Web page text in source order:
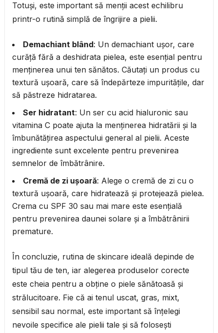
Totuși, este important să menții acest echilibru
printr-o rutină simplă de îngrijire a pielii.
Demachiant blând: Un demachiant ușor, care
curăță fără a deshidrata pielea, este esențial pentru
menținerea unui ten sănătos. Căutați un produs cu
textură ușoară, care să îndepărteze impuritățile, dar
să păstreze hidratarea.
Ser hidratant: Un ser cu acid hialuronic sau
vitamina C poate ajuta la menținerea hidratării și la
îmbunătățirea aspectului general al pielii. Aceste
ingrediente sunt excelente pentru prevenirea
semnelor de îmbătrânire.
Cremă de zi ușoară: Alege o cremă de zi cu o
textură ușoară, care hidratează și protejează pielea.
Crema cu SPF 30 sau mai mare este esențială
pentru prevenirea daunei solare și a îmbătrânirii
premature.
În concluzie, rutina de skincare ideală depinde de
tipul tău de ten, iar alegerea produselor corecte
este cheia pentru a obține o piele sănătoasă și
strălucitoare. Fie că ai tenul uscat, gras, mixt,
sensibil sau normal, este important să înțelegi
nevoile specifice ale pielii tale și să folosești